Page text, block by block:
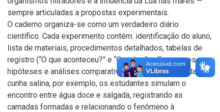
sempre articuladas a propostas experimentais.
O caderno organiza-se como um verdadeiro diário
científico. Cada experimento contém: identificação do aluno,
lista de materiais, procedimentos detalhados, tabelas de
registro (“O que aconteceu?” e “Conclusões”), espaços para
hipóteses e análises comparativas. No experimento da
cunha salina, por exemplo, os estudantes simulam o
encontro entre água doce e salgada, registrando as
camadas formadas e relacionando o fenômeno à